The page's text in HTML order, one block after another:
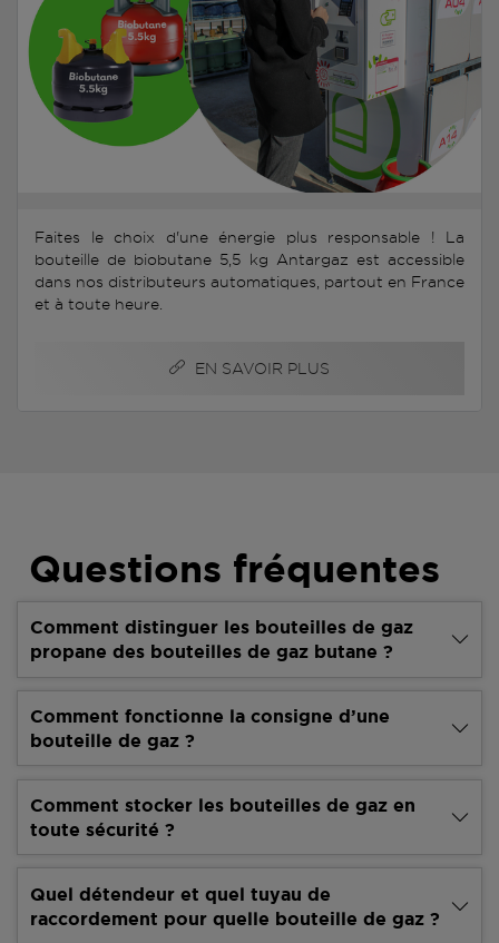
Faites le choix d'une énergie plus responsable ! La
bouteille de biobutane 5,5 kg Antargaz est accessible
dans nos distributeurs automatiques, partout en France
et à toute heure.
EN SAVOIR PLUS
Questions fréquentes
Comment distinguer les bouteilles de gaz
propane des bouteilles de gaz butane ?
Comment fonctionne la consigne d’une
bouteille de gaz ?
Comment stocker les bouteilles de gaz en
toute sécurité ?
Quel détendeur et quel tuyau de
raccordement pour quelle bouteille de gaz ?